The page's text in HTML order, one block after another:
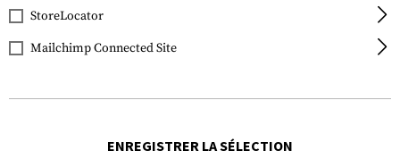
StoreLocator
Mailchimp Connected Site
ENREGISTRER LA SÉLECTION